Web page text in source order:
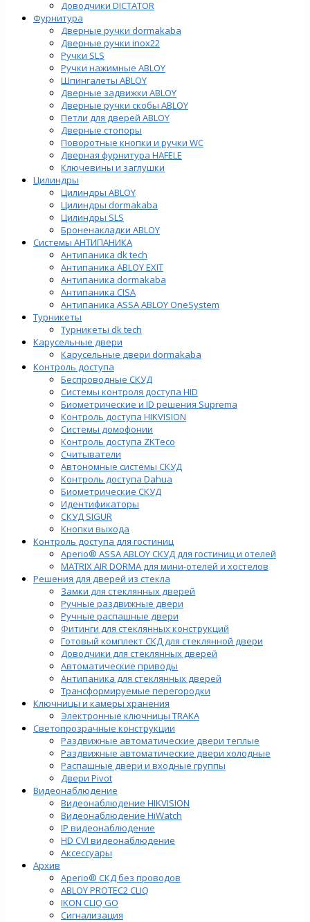
Доводчики DICTATOR
Фурнитура
Дверные ручки dormakaba
Дверные ручки inox22
Ручки SLS
Ручки нажимные ABLOY
Шпингалеты ABLOY
Дверные задвижки ABLOY
Дверные ручки скобы ABLOY
Петли для дверей ABLOY
Дверные стопоры
Поворотные кнопки и ручки WC
Дверная фурнитура HAFELE
Ключевины и заглушки
Цилиндры
Цилиндры ABLOY
Цилиндры dormakaba
Цилиндры SLS
Броненакладки ABLOY
Системы АНТИПАНИКА
Антипаника dk tech
Антипаника ABLOY EXIT
Антипаника dormakaba
Антипаника СISA
Антипаника ASSA ABLOY OneSystem
Турникеты
Турникеты dk tech
Карусельные двери
Карусельные двери dormakaba
Контроль доступа
Беспроводные СКУД
Системы контроля доступа HID
Биометрические и ID решения Suprema
Контроль доступа HIKVISION
Системы домофонии
Контроль доступа ZKTeco
Считыватели
Автономные системы СКУД
Контроль доступа Dahua
Биометрические СКУД
Идентификаторы
СКУД SIGUR
Кнопки выхода
Контроль доступа для гостиниц
Aperio® ASSA ABLOY СКУД для гостиниц и отелей
MATRIX AIR DORMA для мини-отелей и хостелов
Решения для дверей из стекла
Замки для стеклянных дверей
Ручные раздвижные двери
Ручные распашные двери
Фитинги для стеклянных конструкций
Готовый комплект СКД для стеклянной двери
Доводчики для стеклянных дверей
Автоматические приводы
Антипаника для стеклянных дверей
Трансформируемые перегородки
Ключницы и камеры хранения
Электронные ключницы TRAKA
Светопрозрачные конструкции
Раздвижные автоматические двери теплые
Раздвижные автоматические двери холодные
Распашные двери и входные группы
Двери Pivot
Видеонаблюдение
Видеонаблюдение HIKVISION
Видеонаблюдение HiWatch
IP видеонаблюдение
HD CVI видеонаблюдение
Аксессуары
Архив
Aperio® СКД без проводов
ABLOY PROTEC2 CLIQ
IKON CLIQ GO
Сигнализация